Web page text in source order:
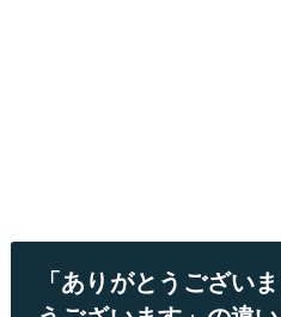
「ありがとうござい